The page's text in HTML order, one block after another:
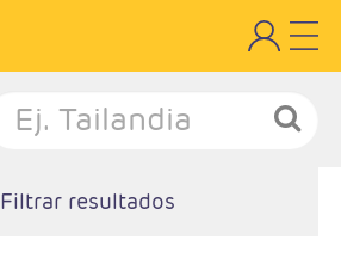
Filtrar resultados